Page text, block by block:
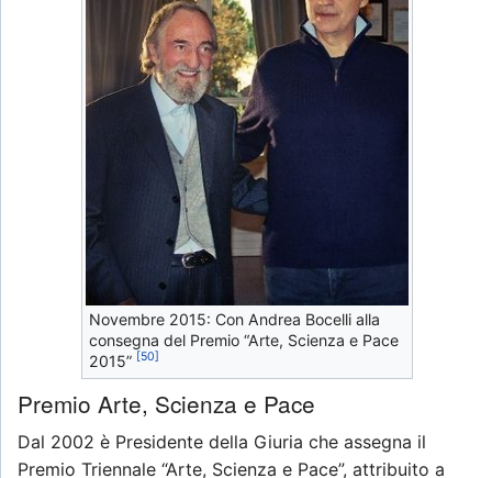
Novembre 2015: Con Andrea Bocelli alla
consegna del Premio “Arte, Scienza e Pace
2015”
[50]
Premio Arte, Scienza e Pace
Dal 2002 è Presidente della Giuria che assegna il
Premio Triennale “Arte, Scienza e Pace”, attribuito a